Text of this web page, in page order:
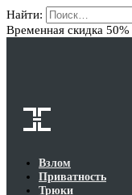
Найти:
Временная скидка 50%
Взлом
Приватность
Трюки